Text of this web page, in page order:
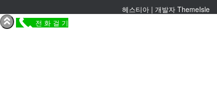
헤스티아 | 개발자 ThemeIsle
전 화 걸 기